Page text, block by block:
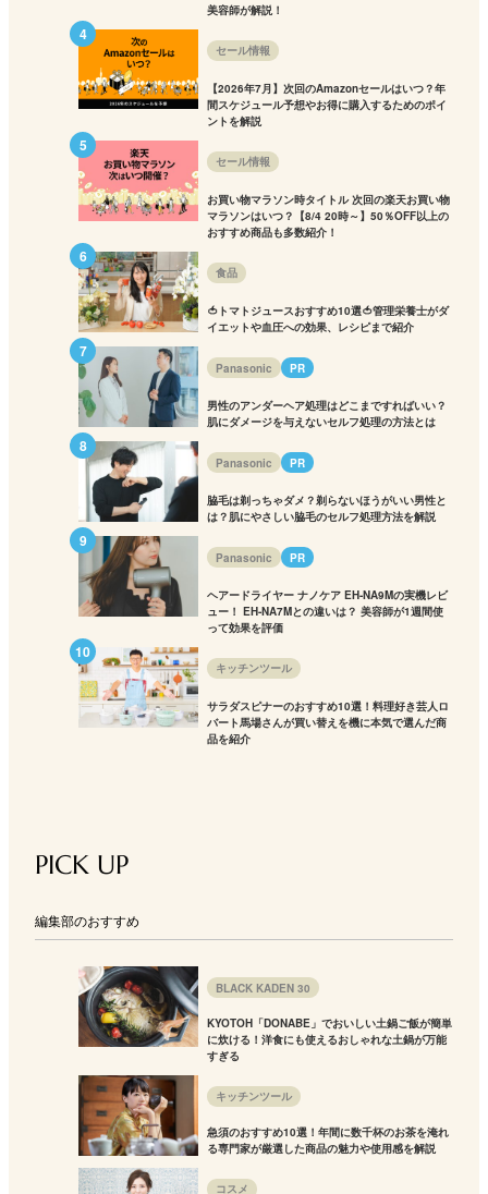
美容師が解説！
セール情報
【2026年7月】次回のAmazonセールはいつ？年
間スケジュール予想やお得に購入するためのポイ
ントを解説
セール情報
お買い物マラソン時タイトル 次回の楽天お買い物
マラソンはいつ？【8/4 20時～】50％OFF以上の
おすすめ商品も多数紹介！
食品
🍅トマトジュースおすすめ10選🍅管理栄養士がダ
イエットや血圧への効果、レシピまで紹介
Panasonic PR
男性のアンダーヘア処理はどこまですればいい？
肌にダメージを与えないセルフ処理の方法とは
Panasonic PR
脇毛は剃っちゃダメ？剃らないほうがいい男性と
は？肌にやさしい脇毛のセルフ処理方法を解説
Panasonic PR
ヘアードライヤー ナノケア EH-NA9Mの実機レビ
ュー！ EH-NA7Mとの違いは？ 美容師が1週間使
って効果を評価
キッチンツール
サラダスピナーのおすすめ10選！料理好き芸人ロ
バート馬場さんが買い替えを機に本気で選んだ商
品を紹介
PICK UP
編集部のおすすめ
BLACK KADEN 30
KYOTOH「DONABE」でおいしい土鍋ご飯が簡単
に炊ける！洋食にも使えるおしゃれな土鍋が万能
すぎる
キッチンツール
急須のおすすめ10選！年間に数千杯のお茶を淹れ
る専門家が厳選した商品の魅力や使用感を解説
コスメ